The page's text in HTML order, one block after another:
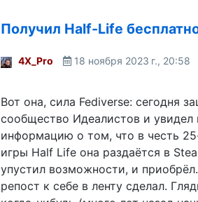
Получил Half-Life
4X_Pro 18 ноября 2023 г., 20:58
Вот она, сила Fediverse: сегодня
сообщество Идеалистов и увидел
информацию о том, что в честь
игры Half Life она раздаётся в
упустил возможности, и
репост к себе в ленту сделал.